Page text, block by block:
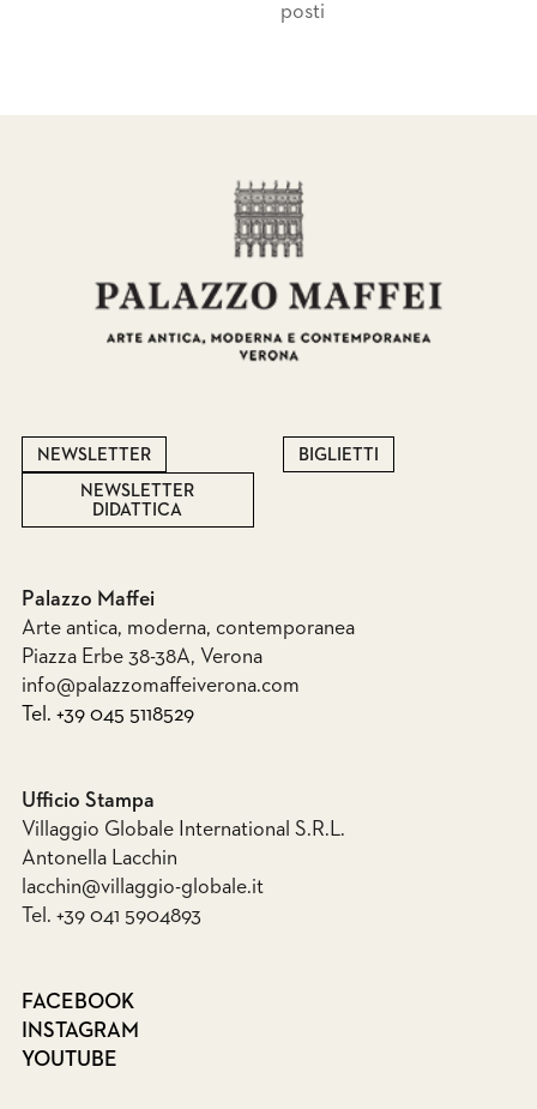
posti
NEWSLETTER
NEWSLETTER
DIDATTICA
BIGLIETTI
Palazzo Maffei
Arte antica, moderna, contemporanea
Piazza Erbe 38-38A, Verona
info@palazzomaffeiverona.com
Tel. +39 045 5118529
Ufficio Stampa
Villaggio Globale International S.R.L.
Antonella Lacchin
lacchin@villaggio-globale.it
Tel. +39 041 5904893
FACEBOOK
INSTAGRAM
YOUTUBE